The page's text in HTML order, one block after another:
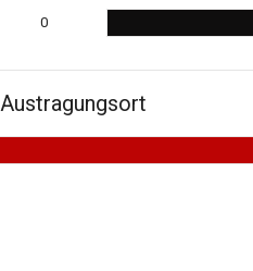
0
Austragungsort